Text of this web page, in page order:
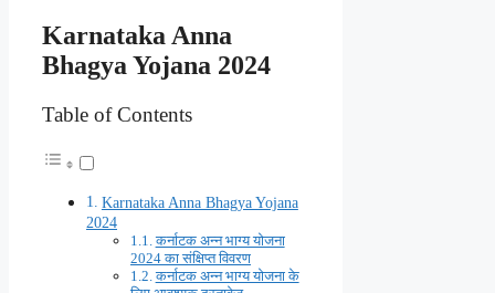
Karnataka Anna
Bhagya Yojana 2024
Table of Contents
Karnataka Anna Bhagya Yojana
2024
कर्नाटक अन्न भाग्य योजना
2024 का संक्षिप्त विवरण
कर्नाटक अन्न भाग्य योजना के